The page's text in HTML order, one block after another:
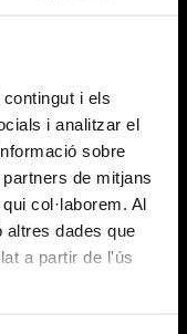
i els
i analitzar el
sobre
de mitjans
col·laborem. Al
altres dades que
a partir de l'ús